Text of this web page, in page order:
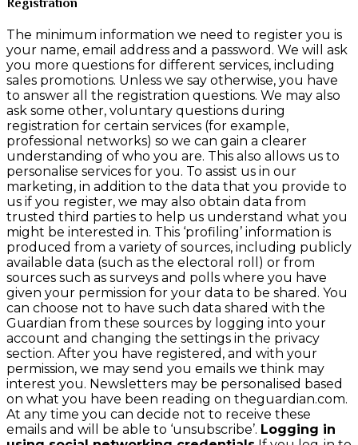
Registration
The minimum information we need to register you is
your name, email address and a password. We will ask
you more questions for different services, including
sales promotions. Unless we say otherwise, you have
to answer all the registration questions. We may also
ask some other, voluntary questions during
registration for certain services (for example,
professional networks) so we can gain a clearer
understanding of who you are. This also allows us to
personalise services for you. To assist us in our
marketing, in addition to the data that you provide to
us if you register, we may also obtain data from
trusted third parties to help us understand what you
might be interested in. This ‘profiling’ information is
produced from a variety of sources, including publicly
available data (such as the electoral roll) or from
sources such as surveys and polls where you have
given your permission for your data to be shared. You
can choose not to have such data shared with the
Guardian from these sources by logging into your
account and changing the settings in the privacy
section. After you have registered, and with your
permission, we may send you emails we think may
interest you. Newsletters may be personalised based
on what you have been reading on theguardian.com.
At any time you can decide not to receive these
emails and will be able to ‘unsubscribe’. Logging in